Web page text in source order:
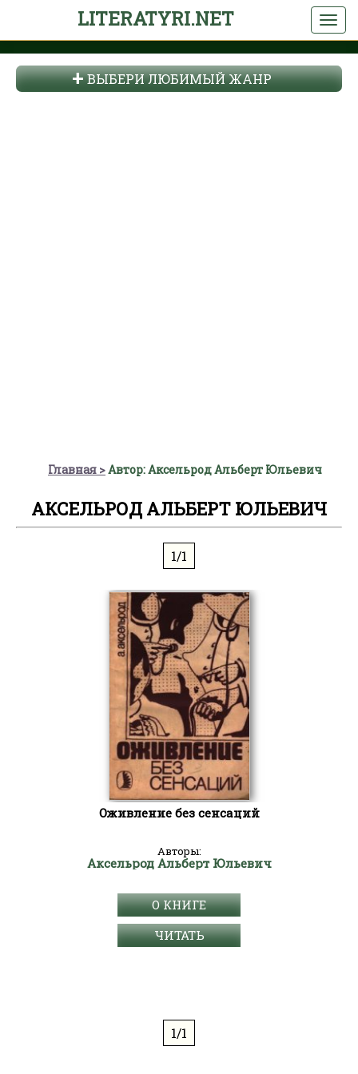
LITERATYRI.NET
ВЫБЕРИ ЛЮБИМЫЙ ЖАНР
Главная Автор: Аксельрод Альберт Юльевич
АКСЕЛЬРОД АЛЬБЕРТ ЮЛЬЕВИЧ
1/1
Оживление без сенсаций
Авторы:
Аксельрод Альберт Юльевич
О КНИГЕ
ЧИТАТЬ
1/1